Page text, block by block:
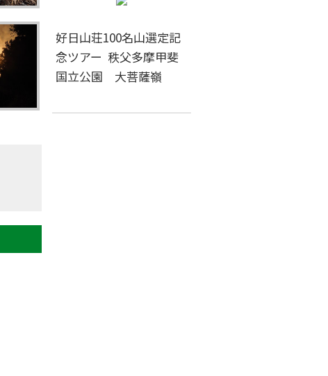
好日山荘100名山選定記
念ツアー 秩父多摩甲斐
国立公園 大菩薩嶺